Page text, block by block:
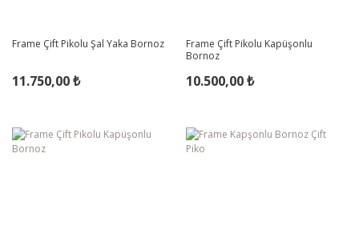
Frame Çift Pikolu Şal Yaka Bornoz
11.750,00 ₺
Frame Çift Pikolu Kapüşonlu
Bornoz
10.500,00 ₺